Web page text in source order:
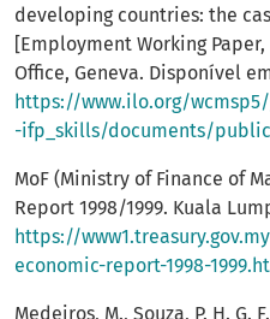
developing countries: the
[Employment Working
Office, Geneva. Disponível
https://www.ilo.org/
-ifp_skills/documents/
MoF (Ministry of Finance of
Report 1998/1999. Kuala
https://
economic-report-1998-
Medeiros, M., Souza, P. H. G.